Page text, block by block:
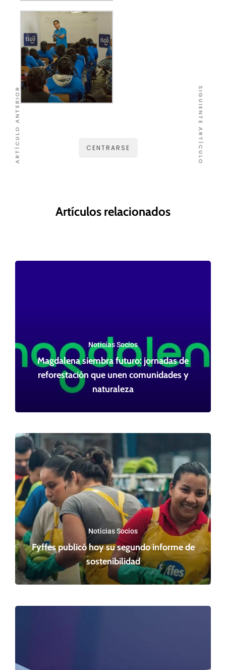
CENTRARSE
Artículos relacionados
Noticias Socios
Magdalena siembra futuro: jornadas de
reforestación que unen comunidades y
naturaleza
Noticias Socios
Fyffes publicó hoy su segundo informe de
sostenibilidad
ARTÍCULO ANTERIOR SIGUIENTE ARTÍCULO